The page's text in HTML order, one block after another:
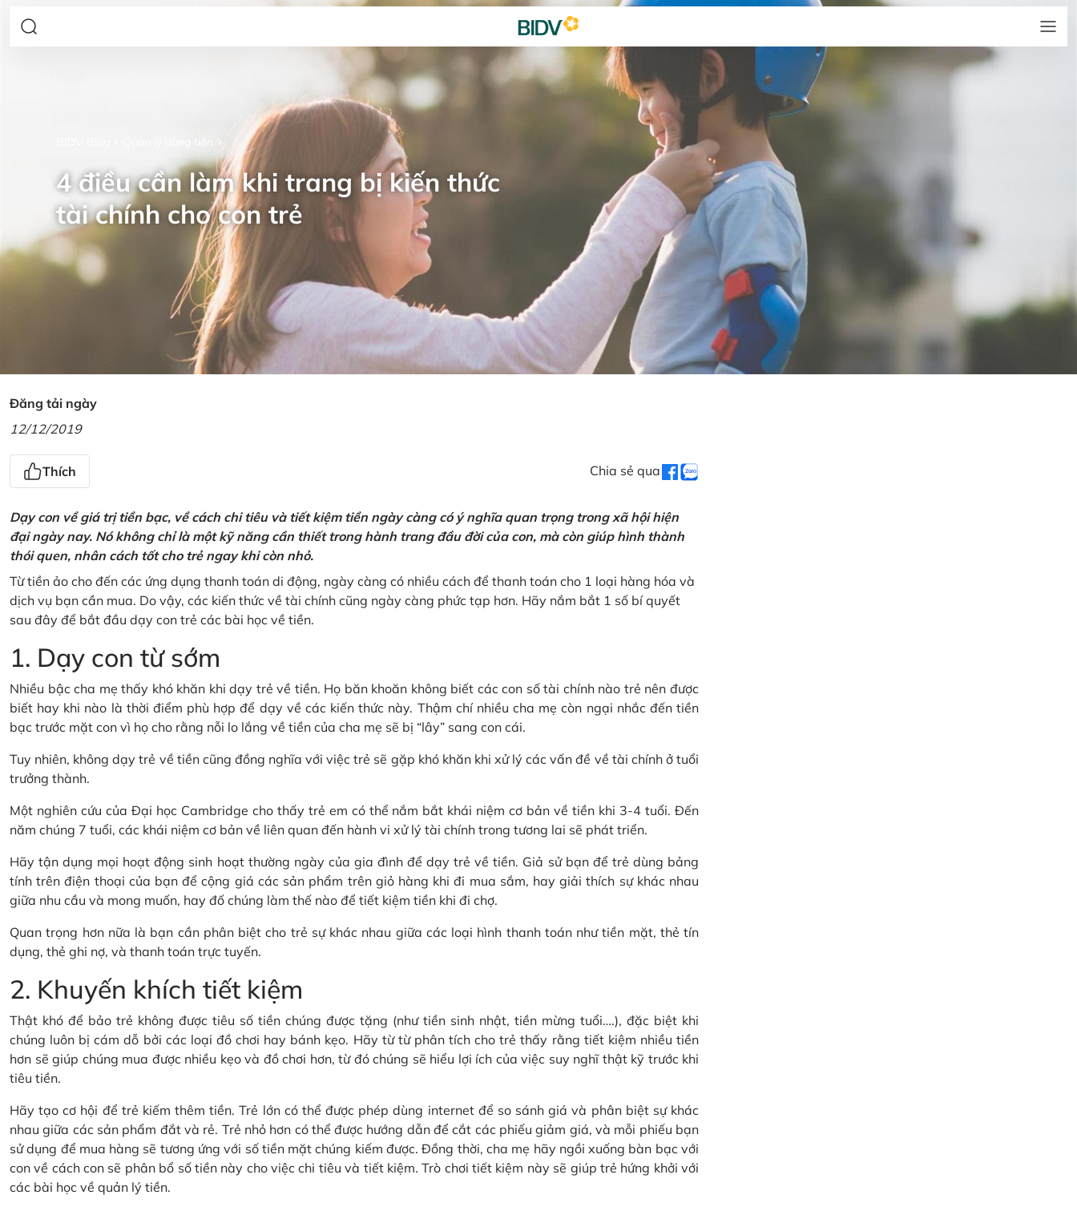
4 điều cần làm khi trang bị kiến thức
tài chính cho con trẻ
Đăng tải ngày
12/12/2019
Thích Chia sẻ qua
Dạy con về giá trị tiền bạc, về cách chi tiêu và tiết kiệm tiền ngày càng có ý nghĩa quan trọng trong xã hội hiện
đại ngày nay. Nó không chỉ là một kỹ năng cần thiết trong hành trang đầu đời của con, mà còn giúp hình thành
thói quen, nhân cách tốt cho trẻ ngay khi còn nhỏ.
Từ tiền ảo cho đến các ứng dụng thanh toán di động, ngày càng có nhiều cách để thanh toán cho 1 loại hàng hóa và
dịch vụ bạn cần mua. Do vậy, các kiến thức về tài chính cũng ngày càng phức tạp hơn. Hãy nắm bắt 1 số bí quyết
sau đây để bắt đầu dạy con trẻ các bài học về tiền.
1. Dạy con từ sớm
Nhiều bậc cha mẹ thấy khó khăn khi dạy trẻ về tiền. Họ băn khoăn không biết các con số tài chính nào trẻ nên được
biết hay khi nào là thời điểm phù hợp để dạy về các kiến thức này. Thậm chí nhiều cha mẹ còn ngại nhắc đến tiền
bạc trước mặt con vì họ cho rằng nỗi lo lắng về tiền của cha mẹ sẽ bị “lây” sang con cái.
Tuy nhiên, không dạy trẻ về tiền cũng đồng nghĩa với việc trẻ sẽ gặp khó khăn khi xử lý các vấn đề về tài chính ở tuổi
trưởng thành.
Một nghiên cứu của Đại học Cambridge cho thấy trẻ em có thể nắm bắt khái niệm cơ bản về tiền khi 3-4 tuổi. Đến
năm chúng 7 tuổi, các khái niệm cơ bản về liên quan đến hành vi xử lý tài chính trong tương lai sẽ phát triển.
Hãy tận dụng mọi hoạt động sinh hoạt thường ngày của gia đình để dạy trẻ về tiền. Giả sử bạn để trẻ dùng bảng
tính trên điện thoại của bạn để cộng giá các sản phẩm trên giỏ hàng khi đi mua sắm, hay giải thích sự khác nhau
giữa nhu cầu và mong muốn, hay đố chúng làm thế nào để tiết kiệm tiền khi đi chợ.
Quan trọng hơn nữa là bạn cần phân biệt cho trẻ sự khác nhau giữa các loại hình thanh toán như tiền mặt, thẻ tín
dụng, thẻ ghi nợ, và thanh toán trực tuyến.
2. Khuyến khích tiết kiệm
Thật khó để bảo trẻ không được tiêu số tiền chúng được tặng (như tiền sinh nhật, tiền mừng tuổi….), đặc biệt khi
chúng luôn bị cám dỗ bởi các loại đồ chơi hay bánh kẹo. Hãy từ từ phân tích cho trẻ thấy rằng tiết kiệm nhiều tiền
hơn sẽ giúp chúng mua được nhiều kẹo và đồ chơi hơn, từ đó chúng sẽ hiểu lợi ích của việc suy nghĩ thật kỹ trước khi
tiêu tiền.
Hãy tạo cơ hội để trẻ kiếm thêm tiền. Trẻ lớn có thể được phép dùng internet để so sánh giá và phân biệt sự khác
nhau giữa các sản phẩm đắt và rẻ. Trẻ nhỏ hơn có thể được hướng dẫn để cắt các phiếu giảm giá, và mỗi phiếu bạn
sử dụng để mua hàng sẽ tương ứng với số tiền mặt chúng kiếm được. Đồng thời, cha mẹ hãy ngồi xuống bàn bạc với
con về cách con sẽ phân bổ số tiền này cho việc chi tiêu và tiết kiệm. Trò chơi tiết kiệm này sẽ giúp trẻ hứng khởi với
các bài học về quản lý tiền.